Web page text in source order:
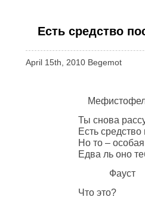
Есть средство
April 15th, 2010 Begemot
Ты снова
Есть средство
Но то – особая
Едва ль оно тебе
Фауст
Что это?